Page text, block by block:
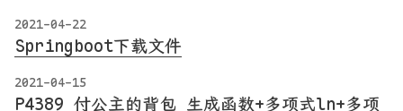
2021-04-22
Springboot下载文件
2021-04-15
P4389 付公主的背包 生成函数+多项式ln+多项